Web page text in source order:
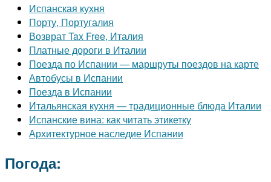
Испанская кухня
Порту, Португалия
Возврат Tax Free, Италия
Платные дороги в Италии
Поезда по Испании — маршруты поездов на карте
Автобусы в Испании
Поезда в Испании
Итальянская кухня — традиционные блюда Италии
Испанские вина: как читать этикетку
Архитектурное наследие Испании
Погода: